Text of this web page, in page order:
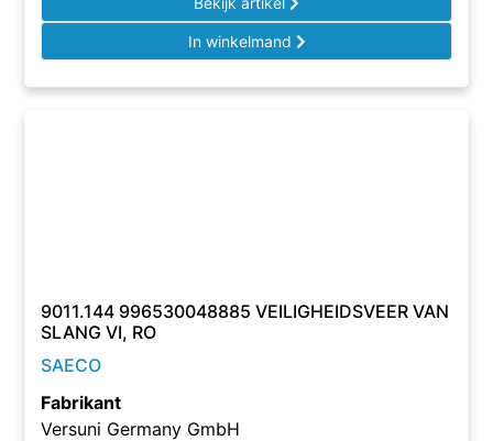
In winkelmand
9011.144 996530048885 VEILIGHEIDSVEER VAN
SLANG VI, RO
SAECO
Fabrikant
Versuni Germany GmbH